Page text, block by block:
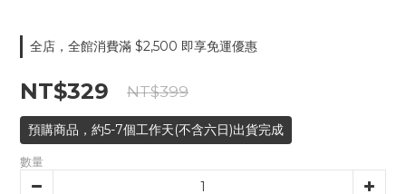
全店，全館消費滿 $2,500 即享免運優惠
NT$329 NT$399
預購商品，約5-7個工作天(不含六日)出貨完成
數量